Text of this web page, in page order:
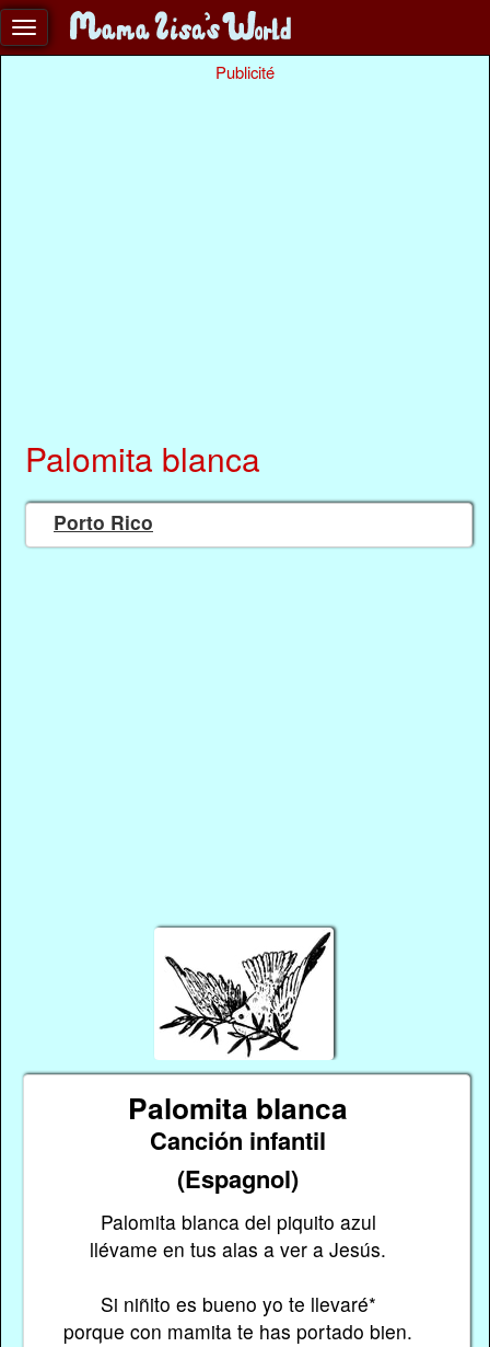
Publicité
Palomita blanca
Porto Rico
Palomita blanca
Canción infantil
(Espagnol)
Palomita blanca del piquito azul
llévame en tus alas a ver a Jesús.
Si niñito es bueno yo te llevaré*
porque con mamita te has portado bien.